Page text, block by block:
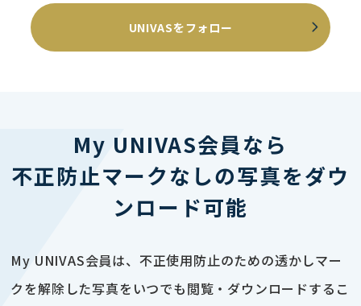
UNIVASをフォロー
My UNIVAS会員なら
不正防止マークなしの写真をダウ
ンロード可能
My UNIVAS会員は、不正使用防止のための透かしマー
クを解除した写真をいつでも閲覧・ダウンロードするこ